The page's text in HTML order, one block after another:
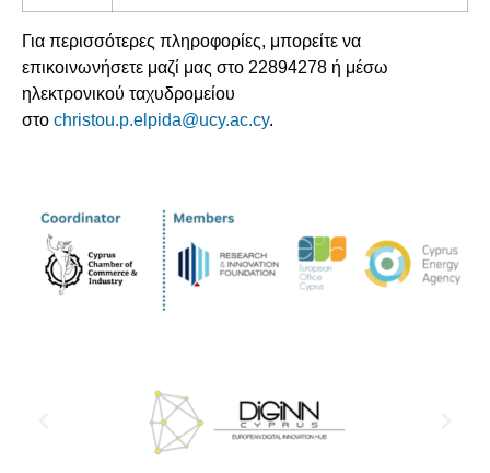
Για περισσότερες πληροφορίες, μπορείτε να
επικοινωνήσετε μαζί μας στο 22894278 ή μέσω
ηλεκτρονικού ταχυδρομείου
στο christou.p.elpida@ucy.ac.cy.